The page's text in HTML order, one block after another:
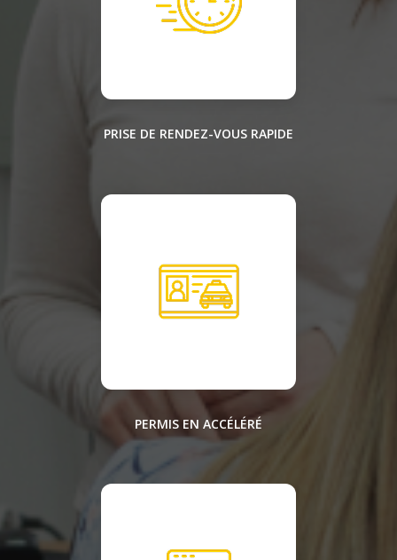
PRISE DE RENDEZ-VOUS RAPIDE
PERMIS EN ACCÉLÉRÉ